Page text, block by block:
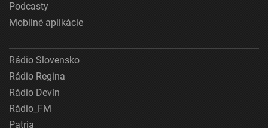
Podcasty
Mobilné aplikácie
Rádio Slovensko
Rádio Regina
Rádio Devín
Rádio_FM
Patria